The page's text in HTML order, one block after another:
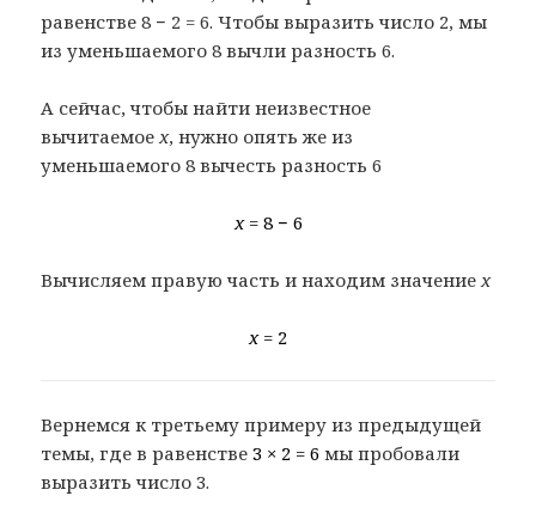
равенстве 8 − 2 = 6. Чтобы выразить число 2, мы
из уменьшаемого 8 вычли разность 6.
А сейчас, чтобы найти неизвестное
вычитаемое x, нужно опять же из
уменьшаемого 8 вычесть разность 6
x= 8 − 6
Вычисляем правую часть и находим значение x
x= 2
Вернемся к третьему примеру из предыдущей
темы, где в равенстве3 × 2 = 6 мы пробовали
выразить число 3.